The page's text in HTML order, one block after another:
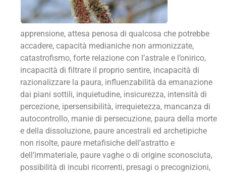
apprensione, attesa penosa di qualcosa che potrebbe
accadere, capacità medianiche non armonizzate,
catastrofismo, forte relazione con l’astrale e l’onirico,
incapacità di filtrare il proprio sentire, incapacità di
razionalizzare la paura, influenzabilità da emanazione
dai piani sottili, inquietudine, insicurezza, intensità di
percezione, ipersensibilità, irrequietezza, mancanza di
autocontrollo, manie di persecuzione, paura della morte
e della dissoluzione, paure ancestrali ed archetipiche
non risolte, paure metafisiche dell’astratto e
dell’immateriale, paure vaghe o di origine sconosciuta,
possibilità di incubi ricorrenti, presagi o precognizioni,